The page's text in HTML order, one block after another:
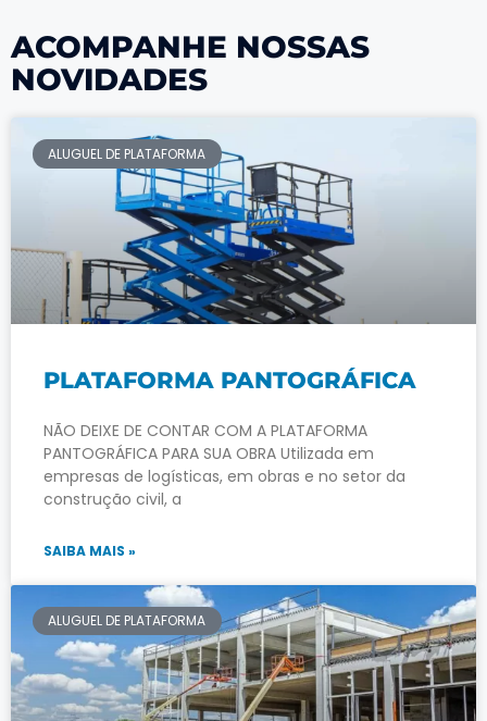
ACOMPANHE NOSSAS
NOVIDADES
ALUGUEL DE PLATAFORMA
PLATAFORMA PANTOGRÁFICA
NÃO DEIXE DE CONTAR COM A PLATAFORMA
PANTOGRÁFICA PARA SUA OBRA Utilizada em
empresas de logísticas, em obras e no setor da
construção civil, a
SAIBA MAIS »
ALUGUEL DE PLATAFORMA